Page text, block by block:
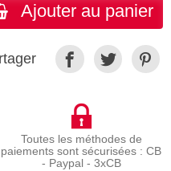
Ajouter au panier
Toutes les méthodes de
paiements sont sécurisées : CB
- Paypal - 3xCB